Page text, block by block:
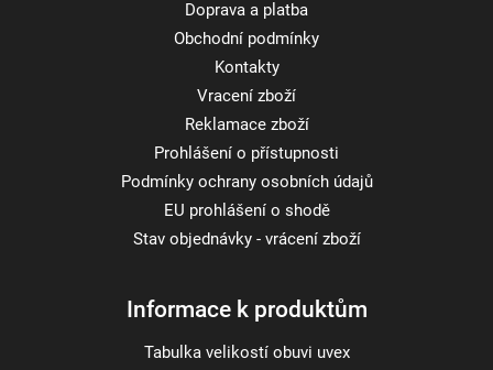
Doprava a platba
Obchodní podmínky
Kontakty
Vracení zboží
Reklamace zboží
Prohlášení o přístupnosti
Podmínky ochrany osobních údajů
EU prohlášení o shodě
Stav objednávky - vrácení zboží
Informace k produktům
Tabulka velikostí obuvi uvex